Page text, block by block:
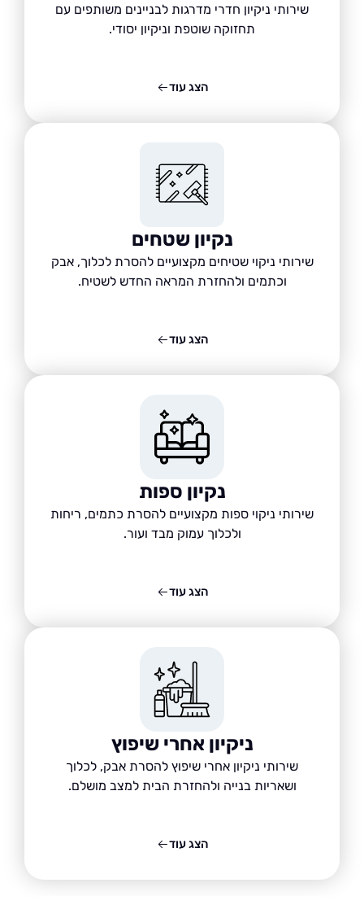
שירותי ניקיון חדרי מדרגות לבניינים משותפים עם
תחזוקה שוטפת וניקיון יסודי.
נקיון שטחים
שירותי ניקוי שטיחים מקצועיים להסרת לכלוך, אבק
וכתמים ולהחזרת המראה החדש לשטיח.
נקיון ספות
שירותי ניקוי ספות מקצועיים להסרת כתמים, ריחות
ולכלוך עמוק מבד ועור.
ניקיון אחרי שיפוץ
שירותי ניקיון אחרי שיפוץ להסרת אבק, לכלוך
ושאריות בנייה ולהחזרת הבית למצב מושלם.